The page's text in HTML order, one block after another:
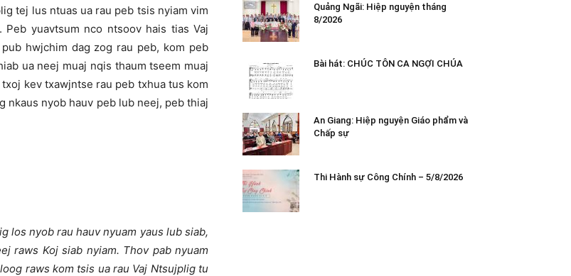
tej lus ntuas ua rau peb tsis nyiam vim
yuavtsum nco ntsoov hais tias Vaj
hwjchim dag zog rau peb, kom peb
ua neej muaj nqis thaum tseem muaj
kev txawjntse rau peb txhua tus kom
nkaus nyob hauv peb lub neej, peb thiaj
los nyob rau hauv nyuam yaus lub siab,
raws Koj siab nyiam. Thov pab nyuam
raws kom tsis ua rau Vaj Ntsujplig tu
Quảng Ngãi: Hiệp nguyện tháng
8/2026
Bài hát: CHÚC TÔN CA NGỢI CHÚA
An Giang: Hiệp nguyện Giáo phẩm và
Chấp sự
Thi Hành sự Công Chính – 5/8/2026